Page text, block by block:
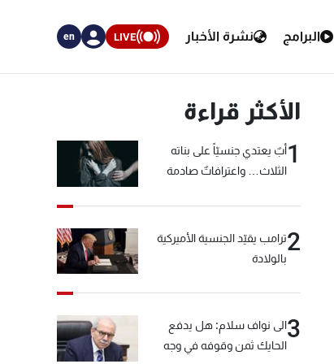
البرامج نشرة الأخبار LIVE
en
الأكثر قراءة
1أبٌ يعتدي جنسيّاً على بناته
الثلاث… واعترافاتٌ صادمة
2ترامب يقيّد الجنسية الأميركية
بالولادة
3الى نواف سلام: هل يدفع
الحايك ثمن وقوفه في وجه